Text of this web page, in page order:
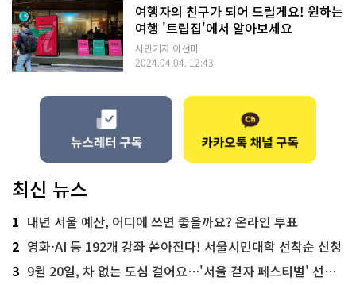
여행자의 친구가 되어 드릴게요! 원하는
여행 '트립집'에서 알아보세요
시민기자 이선미
2024.04.04. 12:43
최신 뉴스
1 내년 서울 예산, 어디에 쓰면 좋을까요? 온라인 투표
2 영화·AI 등 192개 강좌 쏟아진다! 서울시민대학 선착순 신청
3 9월 20일, 차 없는 도심 걸어요…'서울 걷자 페스티벌' 선착순 5천명